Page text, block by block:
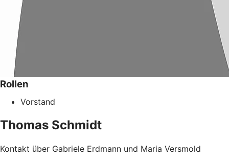
Rollen
Vorstand
Thomas Schmidt
Kontakt über Gabriele Erdmann und Maria Versmold